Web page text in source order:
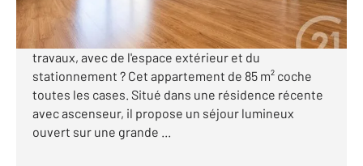
Vous recherchez un appartement familial sans
travaux, avec de l'espace extérieur et du
stationnement ? Cet appartement de 85 m² coche
toutes les cases. Situé dans une résidence récente
avec ascenseur, il propose un séjour lumineux
ouvert sur une grande ...